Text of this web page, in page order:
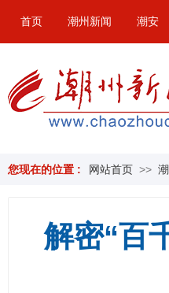
首页 潮州新闻 潮安
您现在的位置 : 网站首页 >>
解密“百